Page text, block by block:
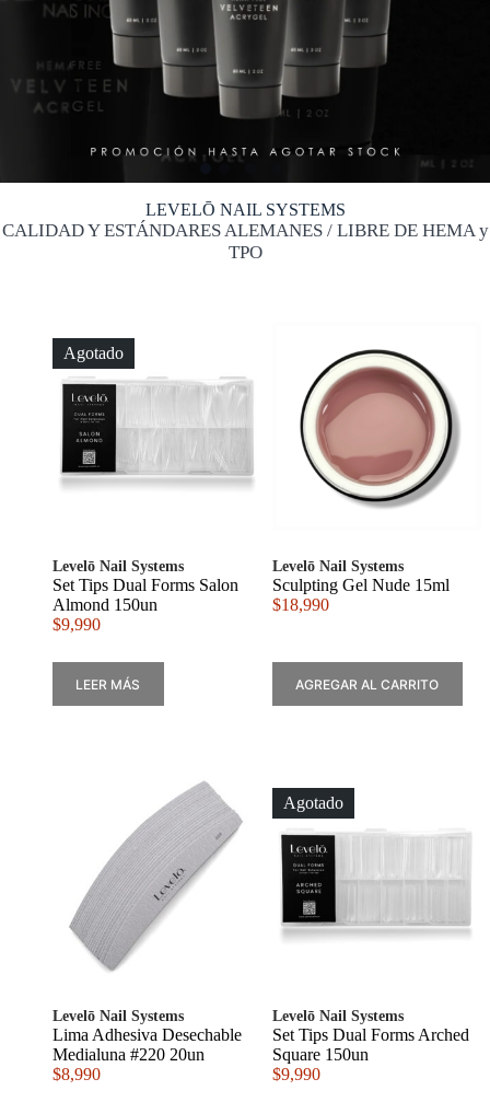
LEVELŌ NAIL SYSTEMS
CALIDAD Y ESTÁNDARES ALEMANES / LIBRE DE HEMA y
TPO
Agotado
Levelō Nail Systems
Set Tips Dual Forms Salon
Almond 150un
$9,990
LEER MÁS
Levelō Nail Systems
Sculpting Gel Nude 15ml
$18,990
AGREGAR AL CARRITO
Levelō Nail Systems
Lima Adhesiva Desechable
Medialuna #220 20un
$8,990
Agotado
Levelō Nail Systems
Set Tips Dual Forms Arched
Square 150un
$9,990